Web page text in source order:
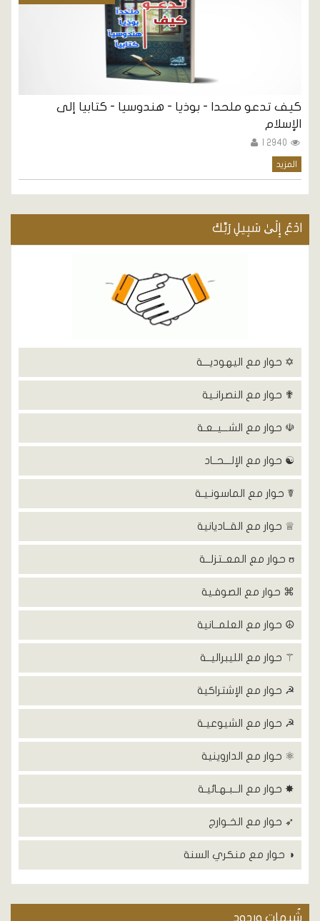
كيف تدعو ملحدا - بوذيا - هندوسيا - كتابيا إلى
الإسلام
المزيد
ادْعُ إِلَىٰ سَبِيلِ رَبِّكَ
✡ حوار مع اليهوديـــة
✟ حوار مع النصرانـية
☫ حوار مع الشـــيــعـة
☯ حوار مع الإلـــحــاد
☤ حوار مع الماسونـيـة
♕ حوار مع القــاديانية
ʊ حوار مع المعــتزلــة
⌘ حوار مع الصوفـية
☮ حوار مع العلمــانية
⚚ حوار مع الليبراليــة
☭ حوار مع الإشتراكية
☭ حوار مع الشيوعيـة
⚛ حوار مع الداروينية
✸ حوار مع الــبـهـائيـة
➶ حوار مع الخـوارج
◑ حوار مع منكري السنة
شٌبهات وردود